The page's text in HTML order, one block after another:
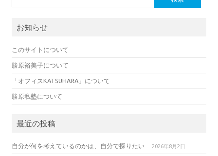
お知らせ
このサイトについて
勝原裕美子について
「オフィスKATSUHARA」について
勝原私塾について
最近の投稿
自分が何を考えているのかは、自分で探りたい 2026年8月2日